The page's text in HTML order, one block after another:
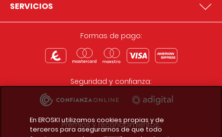
SERVICIOS
Formas de pago:
Seguridad y confianza:
Premios y reconocimientos:
En EROSKI utilizamos cookies propias y de
terceros para asegurarnos de que todo